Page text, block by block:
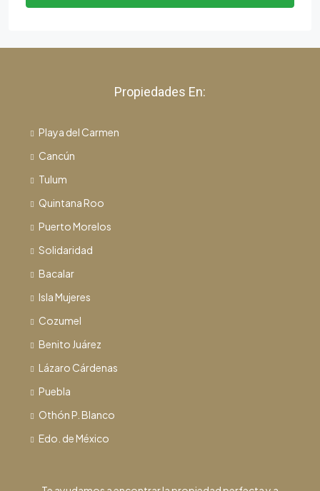
Propiedades En:
Playa del Carmen
Cancún
Tulum
Quintana Roo
Puerto Morelos
Solidaridad
Bacalar
Isla Mujeres
Cozumel
Benito Juárez
Lázaro Cárdenas
Puebla
Othón P. Blanco
Edo. de México